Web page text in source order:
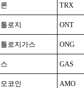
TRX
로지 ONT
로지가스 ONG
GAS
코인 AMO